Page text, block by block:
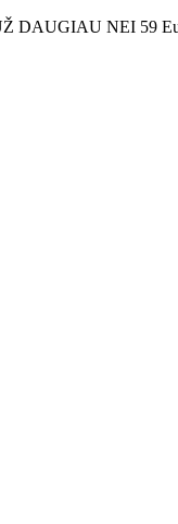
DAUGIAU NEI 59